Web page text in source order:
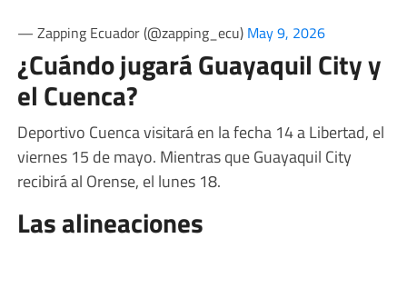
— Zapping Ecuador (@zapping_ecu) May 9, 2026
¿Cuándo jugará Guayaquil City y
el Cuenca?
Deportivo Cuenca visitará en la fecha 14 a Libertad, el
viernes 15 de mayo. Mientras que Guayaquil City
recibirá al Orense, el lunes 18.
Las alineaciones